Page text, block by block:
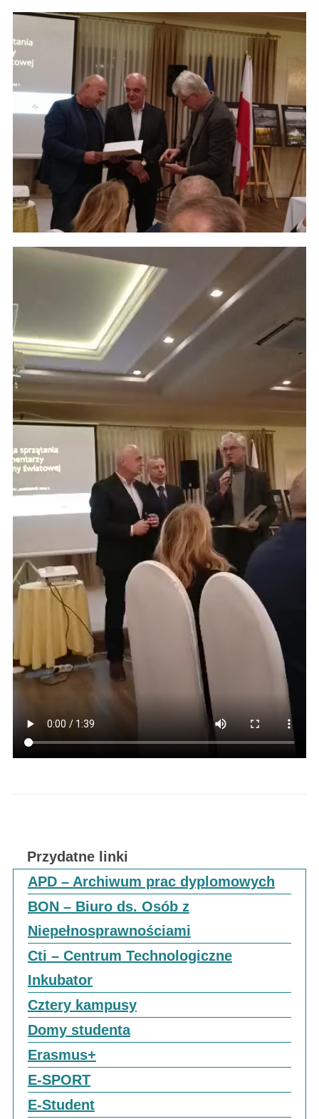
Przydatne linki
APD – Archiwum prac dyplomowych
BON – Biuro ds. Osób z
Niepełnosprawnościami
Cti – Centrum Technologiczne
Inkubator
Cztery kampusy
Domy studenta
Erasmus+
E-SPORT
E-Student